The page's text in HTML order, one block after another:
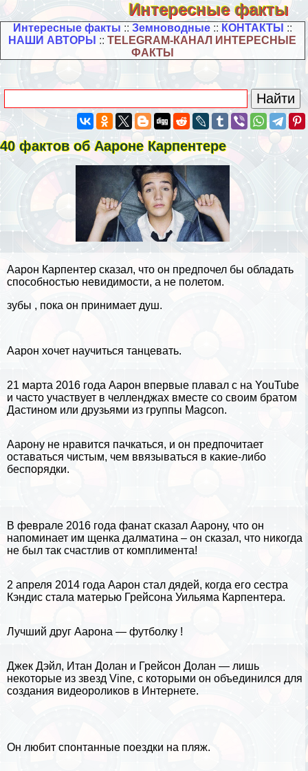
Интересные факты
Интересные факты :: Земноводные:: КОНТАКТЫ ::
НАШИ АВТОРЫ ::TELEGRAM-КАНАЛ ИНТЕРЕСНЫЕ
ФАКТЫ
40 фактов об Аароне Карпентере
Аарон Карпентер сказал, что он предпочел бы обладать
способностью невидимости, а не полетом.
зубы , пока он принимает душ.
Аарон хочет научиться танцевать.
21 марта 2016 года Аарон впервые плавал с на YouTube
и часто участвует в челленджах вместе со своим братом
Дастином или друзьями из группы Magcon.
Аарону не нравится пачкаться, и он предпочитает
оставаться чистым, чем ввязываться в какие-либо
беспорядки.
В феврале 2016 года фанат сказал Аарону, что он
напоминает им щенка далматина – он сказал, что никогда
не был так счастлив от комплимента!
2 апреля 2014 года Аарон стал дядей, когда его сестра
Кэндис стала матерью Грейсона Уильяма Карпентера.
Лучший друг Аарона — футболку !
Джек Дэйл, Итан Долан и Грейсон Долан — лишь
некоторые из звезд Vine, с которыми он объединился для
создания видеороликов в Интернете.
Он любит спонтанные поездки на пляж.